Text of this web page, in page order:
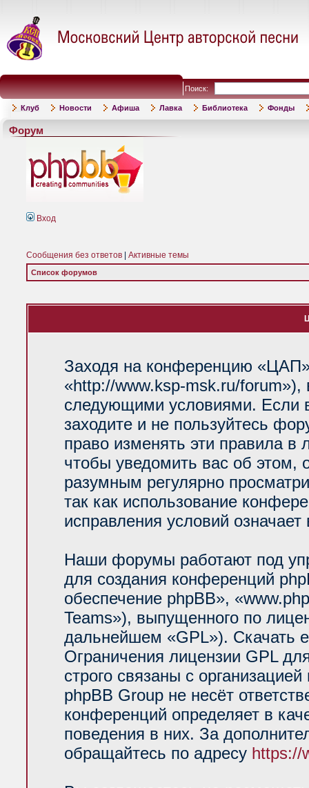
Поиск:
Клуб Новости Афиша Лавка Библиотека Фонды
Форум
Вход
Сообщения без ответов Активные темы
Список форумов
Заходя на конференцию
«http://www.ksp-msk.ru/forum»),
следующими условиями. Если
заходите и не пользуйтесь
право изменять эти правила
чтобы уведомить вас об
разумным регулярно
так как использование
исправления условий
Наши форумы работают под
для создания конференций
обеспечение phpBB»,
Teams»), выпущенного по
дальнейшем «GPL»). Скачать
Ограничения лицензии GPL
строго связаны с
phpBB Group не несёт
конференций определяет в
поведения в них. За
обращайтесь по адресу https://